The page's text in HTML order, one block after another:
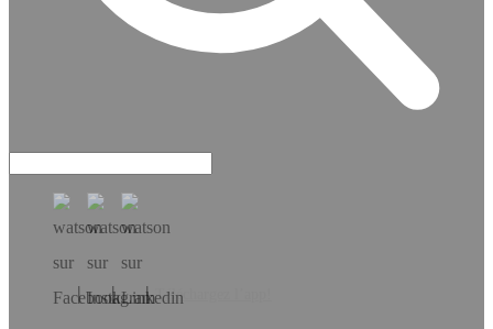
Téléchargez l’app!